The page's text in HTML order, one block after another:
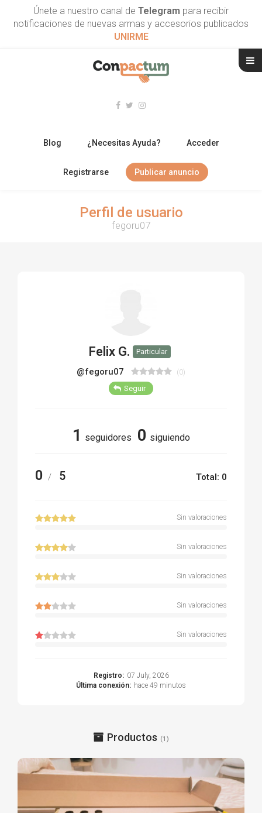
Únete a nuestro canal de Telegram para recibir
notificaciones de nuevas armas y accesorios publicados
UNIRME
Blog ¿Necesitas Ayuda? Acceder
Registrarse Publicar anuncio
Perfil de usuario
fegoru07
Felix G. Particular
@fegoru07 (0)
Seguir
1 seguidores 0 siguiendo
0 / 5 Total: 0
Sin valoraciones
Sin valoraciones
Sin valoraciones
Sin valoraciones
Sin valoraciones
Registro: 07 July, 2026
Última conexión: hace 49 minutos
Productos (1)